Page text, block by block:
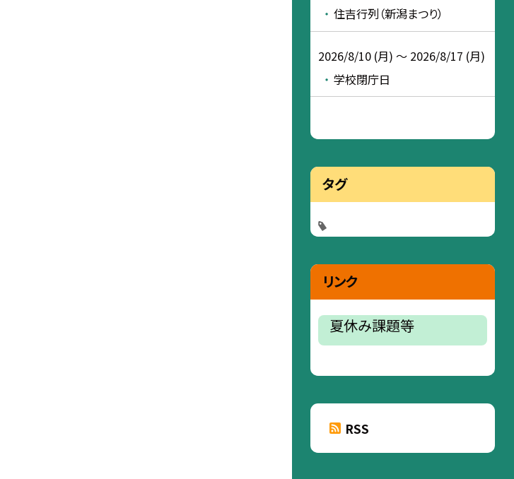
住吉行列（新潟まつり）
2026/8/10 (月) ～ 2026/8/17 (月)
学校閉庁日
タグ
リンク
夏休み課題等
RSS